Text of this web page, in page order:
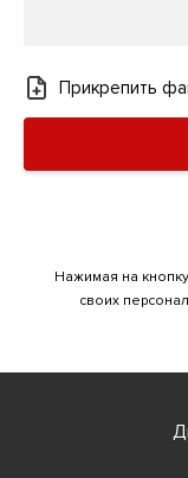
Прикрепить
Нажимая на
своих